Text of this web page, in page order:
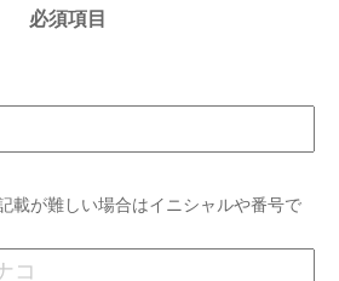
必須項目
載が難しい場合はイニシャルや番号で